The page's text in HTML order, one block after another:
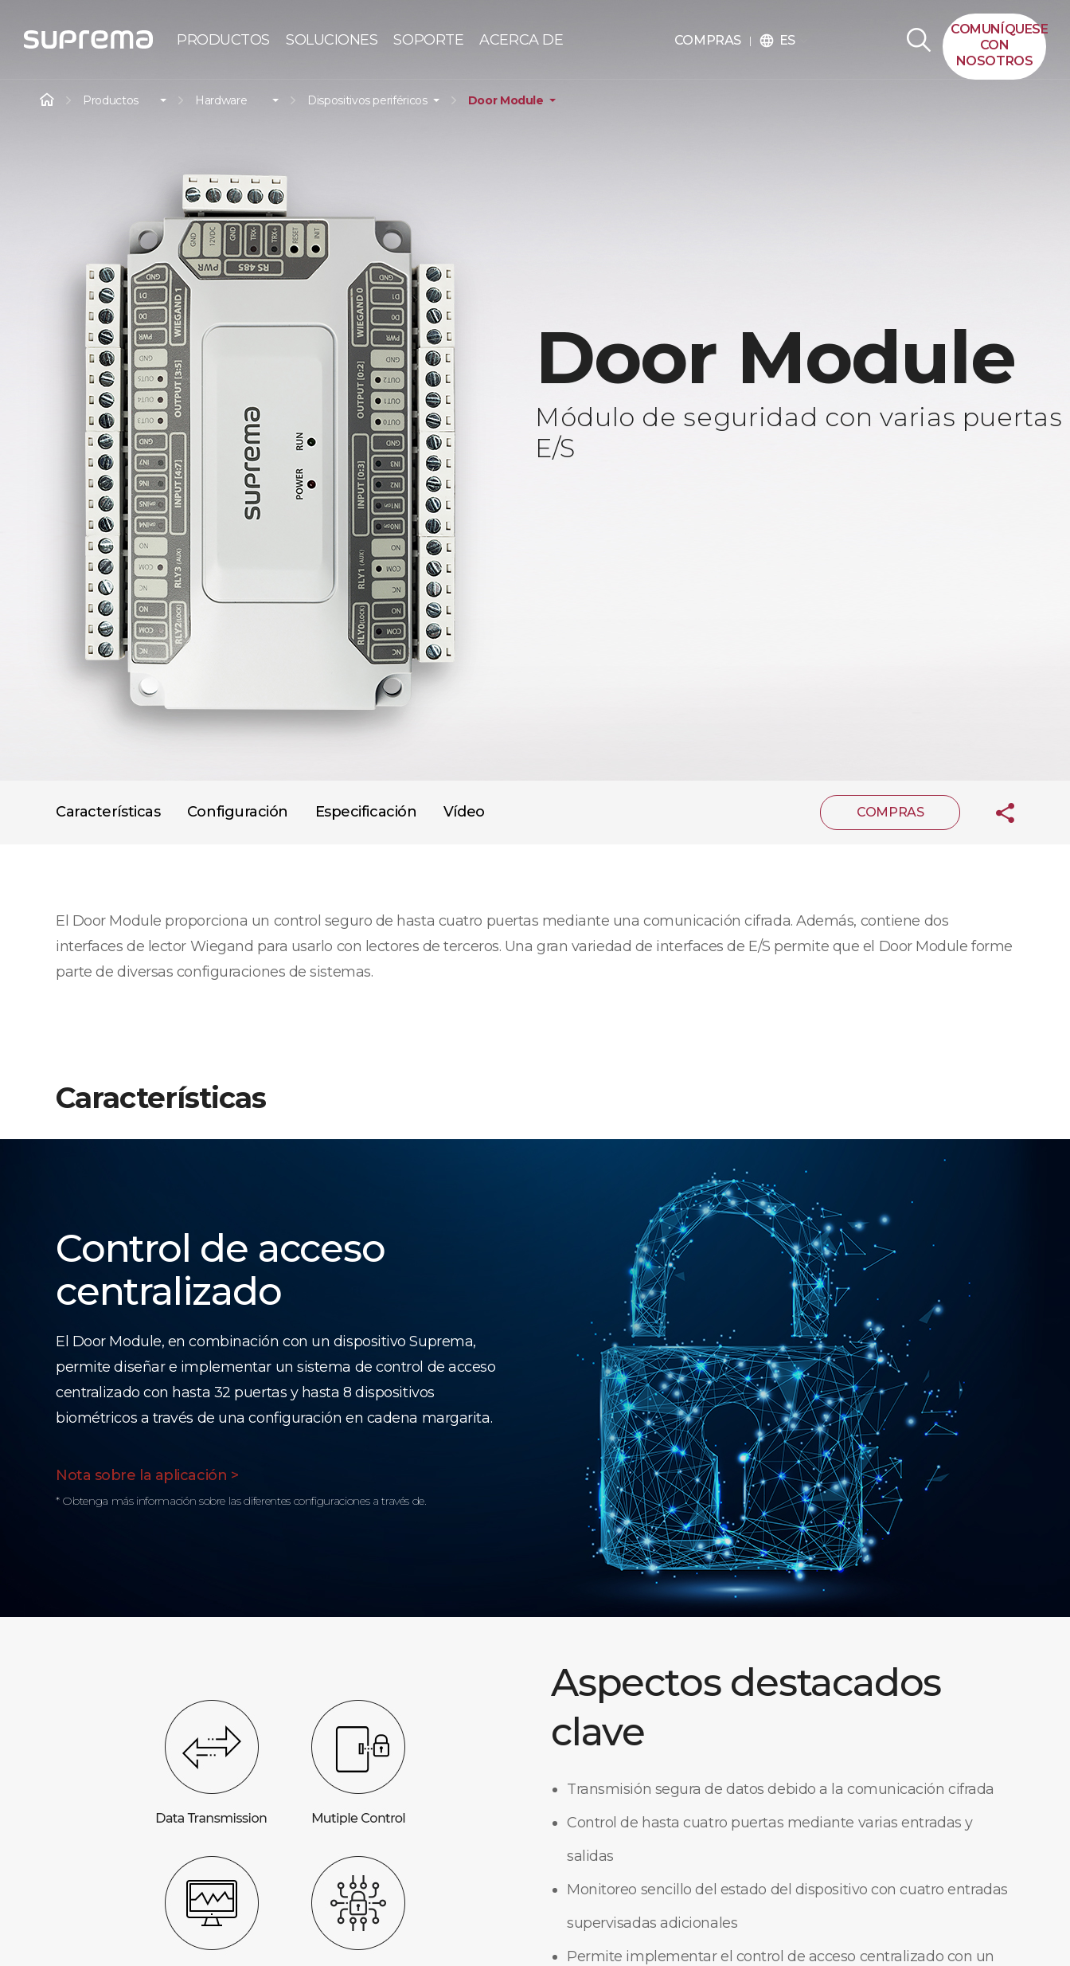
PRODUCTOS SOLUCIONES SOPORTE ACERCA DE COMPRAS language ES
COMUNÍQUESE
CON
NOSOTROS
Door Module
Módulo de seguridad con varias puertas
E/S
Productos Hardware Dispositivos periféricos Door Module
Características Configuración Especificación Vídeo COMPRAS
El Door Module proporciona un control seguro de hasta cuatro puertas mediante una comunicación cifrada. Además, contiene dos
interfaces de lector Wiegand para usarlo con lectores de terceros. Una gran variedad de interfaces de E/S permite que el Door Module forme
parte de diversas configuraciones de sistemas.
Características
Control de acceso
centralizado
El Door Module, en combinación con un dispositivo Suprema,
permite diseñar e implementar un sistema de control de acceso
centralizado con hasta 32 puertas y hasta 8 dispositivos
biométricos a través de una configuración en cadena margarita.
Nota sobre la aplicación >
* Obtenga más información sobre las diferentes configuraciones a través de.
Aspectos destacados
clave
Transmisión segura de datos debido a la comunicación cifrada
Control de hasta cuatro puertas mediante varias entradas y
salidas
Monitoreo sencillo del estado del dispositivo con cuatro entradas
supervisadas adicionales
Permite implementar el control de acceso centralizado con un